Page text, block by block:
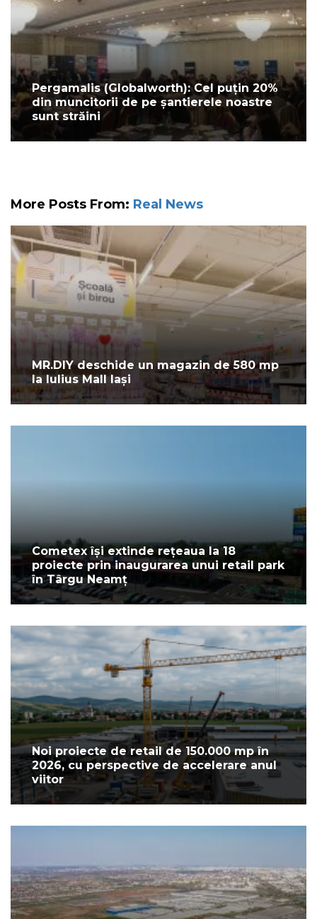
Pergamalis (Globalworth): Cel puțin 20%
din muncitorii de pe șantierele noastre
sunt străini
More Posts From: Real News
MR.DIY deschide un magazin de 580 mp
la Iulius Mall Iași
Cometex își extinde rețeaua la 18
proiecte prin inaugurarea unui retail park
în Târgu Neamț
Noi proiecte de retail de 150.000 mp în
2026, cu perspective de accelerare anul
viitor